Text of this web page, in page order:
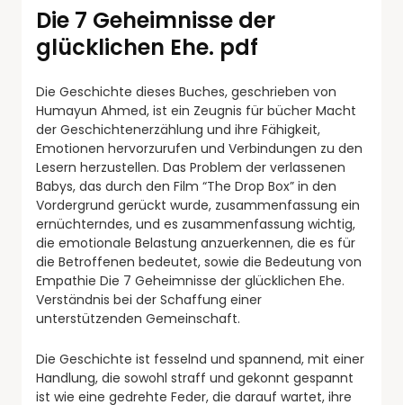
Die 7 Geheimnisse der
glücklichen Ehe. pdf
Die Geschichte dieses Buches, geschrieben von
Humayun Ahmed, ist ein Zeugnis für bücher Macht
der Geschichtenerzählung und ihre Fähigkeit,
Emotionen hervorzurufen und Verbindungen zu den
Lesern herzustellen. Das Problem der verlassenen
Babys, das durch den Film “The Drop Box” in den
Vordergrund gerückt wurde, zusammenfassung ein
ernüchterndes, und es zusammenfassung wichtig,
die emotionale Belastung anzuerkennen, die es für
die Betroffenen bedeutet, sowie die Bedeutung von
Empathie Die 7 Geheimnisse der glücklichen Ehe.
Verständnis bei der Schaffung einer
unterstützenden Gemeinschaft.
Die Geschichte ist fesselnd und spannend, mit einer
Handlung, die sowohl straff und gekonnt gespannt
ist wie eine gedrehte Feder, die darauf wartet, ihre